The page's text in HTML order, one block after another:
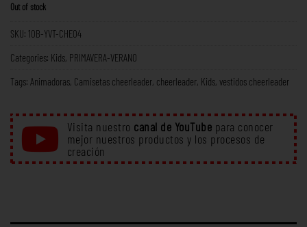
Out of stock
SKU: 10B-YVT-CHE04
Categories: Kids PRIMAVERA-VERANO
Tags: Animadoras Camisetas cheerleader cheerleader Kids vestidos cheerleader
Visita nuestro canal de YouTube para conocer
mejor nuestros productos y los procesos de
creación